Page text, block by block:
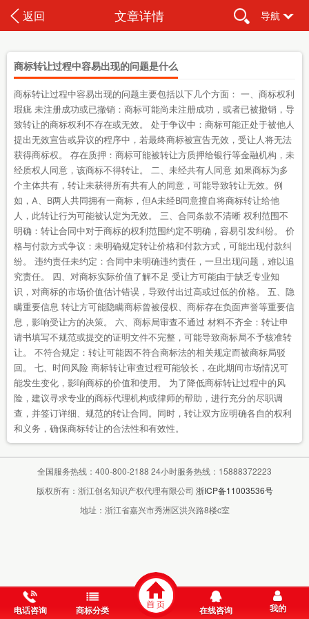
返回 文章详情 导航
商标转让过程中容易出现的问题是什么
商标转让过程中容易出现的问题主要包括以下几个方面： 一、商标权利
瑕疵 未注册成功或已撤销：商标可能尚未注册成功，或者已被撤销，导
致转让的商标权利不存在或无效。 处于争议中：商标可能正处于被他人
提出无效宣告或异议的程序中，若最终商标被宣告无效，受让人将无法
获得商标权。 存在质押：商标可能被转让方质押给银行等金融机构，未
经质权人同意，该商标不得转让。 二、未经共有人同意 如果商标为多
个主体共有，转让未获得所有共有人的同意，可能导致转让无效。例
如，A、B两人共同拥有一商标，但A未经B同意擅自将商标转让给他
人，此转让行为可能被认定为无效。 三、合同条款不清晰 权利范围不
明确：转让合同中对于商标的权利范围约定不明确，容易引发纠纷。 价
格与付款方式争议：未明确规定转让价格和付款方式，可能出现付款纠
纷。 违约责任未约定：合同中未明确违约责任，一旦出现问题，难以追
究责任。 四、对商标实际价值了解不足 受让方可能由于缺乏专业知
识，对商标的市场价值估计错误，导致付出过高或过低的价格。 五、隐
瞒重要信息 转让方可能隐瞒商标曾被侵权、商标存在负面声誉等重要信
息，影响受让方的决策。 六、商标局审查不通过 材料不齐全：转让申
请书填写不规范或提交的证明文件不完整，可能导致商标局不予核准转
让。 不符合规定：转让可能因不符合商标法的相关规定而被商标局驳
回。 七、时间风险 商标转让审查过程可能较长，在此期间市场情况可
能发生变化，影响商标的价值和使用。 为了降低商标转让过程中的风
险，建议寻求专业的商标代理机构或律师的帮助，进行充分的尽职调
查，并签订详细、规范的转让合同。同时，转让双方应明确各自的权利
和义务，确保商标转让的合法性和有效性。
全国服务热线：400-800-2188 24小时服务热线：15888372223
版权所有：浙江创名知识产权代理有限公司 浙ICP备11003536号
地址：浙江省嘉兴市秀洲区洪兴路8楼c室
电话咨询 商标分类 在线咨询 我的